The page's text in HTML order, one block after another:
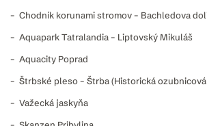
– Chodník korunami stromov – Bachledova
– Aquapark Tatralandia – Liptovský Mikuláš
– Aquacity Poprad
– Štrbské pleso – Štrba (Historická
– Važecká jaskyňa